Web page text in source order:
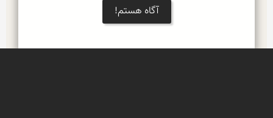
آگاه هستم!